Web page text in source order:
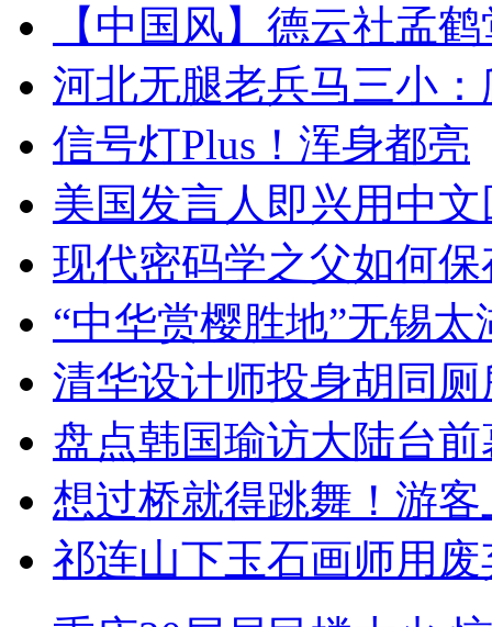
【中国风】德云社孟
河北无腿老兵马三小
信号灯Plus！浑身都亮
美国发言人即兴用中
现代密码学之父如何
“中华赏樱胜地”无锡
清华设计师投身胡同
盘点韩国瑜访大陆台
想过桥就得跳舞！游客
祁连山下玉石画师用